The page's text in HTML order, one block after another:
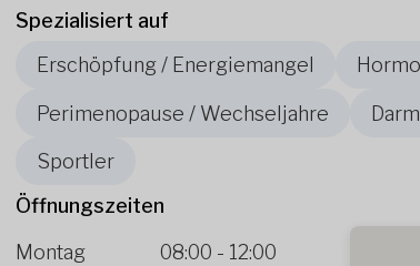
Spezialisiert auf
Erschöpfung / Energiemangel
Perimenopause / Wechseljahre
Sportler
Öffnungszeiten
Montag
08:00 - 12:00